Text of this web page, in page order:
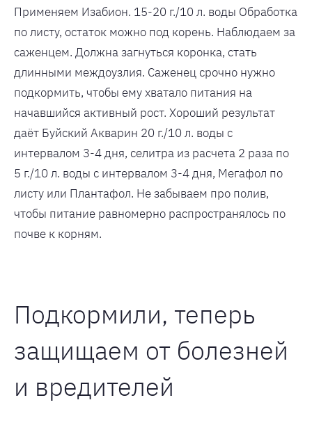
Применяем Изабион. 15-20 г./10 л. воды Обработка
по листу, остаток можно под корень. Наблюдаем за
саженцем. Должна загнуться коронка, стать
длинными междоузлия. Саженец срочно нужно
подкормить, чтобы ему хватало питания на
начавшийся активный рост. Хороший результат
даёт Буйский Акварин 20 г./10 л. воды с
интервалом 3-4 дня, селитра из расчета 2 раза по
5 г./10 л. воды с интервалом 3-4 дня, Мегафол по
листу или Плантафол. Не забываем про полив,
чтобы питание равномерно распространялось по
почве к корням.
Подкормили, теперь
защищаем от болезней
и вредителей